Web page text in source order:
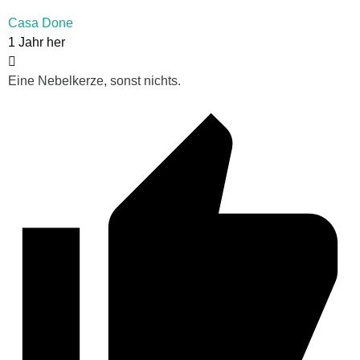
Casa Done
1 Jahr her
Eine Nebelkerze, sonst nichts.